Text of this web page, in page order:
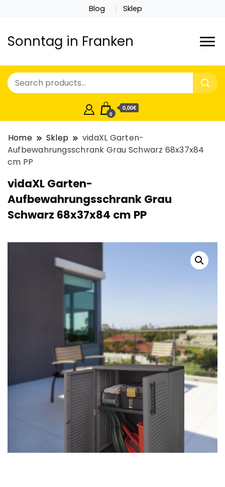
Blog Sklep
Sonntag in Franken
0
0,00€
Home Sklep
vidaXL Garten-
Aufbewahrungsschrank Grau Schwarz 68x37x84
cm PP
vidaXL Garten-
Aufbewahrungsschrank Grau
Schwarz 68x37x84 cm PP